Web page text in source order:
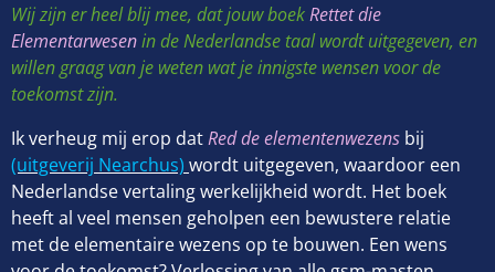
Wij zijn er heel blij mee, dat jouw boekRettet die
Elementarwesenin de Nederlandse taal wordt uitgegeven, en
willen graag van je weten wat je innigste wensen voor de
toekomst zijn.
Ik verheug mij erop datRed de elementenwezens bij
(uitgeverij Nearchus) wordt uitgegeven, waardoor een
Nederlandse vertaling werkelijkheid wordt. Het boek
heeft al veel mensen geholpen een bewustere relatie
met de elementaire wezens op te bouwen. Een wens